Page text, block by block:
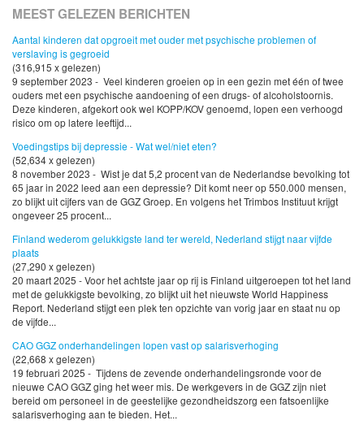
MEEST GELEZEN BERICHTEN
Aantal kinderen dat opgroeit met ouder met psychische problemen of
verslaving is gegroeid
(316,915 x gelezen)
9 september 2023 - Veel kinderen groeien op in een gezin met één of twee
ouders met een psychische aandoening of een drugs- of alcoholstoornis.
Deze kinderen, afgekort ook wel KOPP/KOV genoemd, lopen een verhoogd
risico om op latere leeftijd...
Voedingstips bij depressie - Wat wel/niet eten?
(52,634 x gelezen)
8 november 2023 - Wist je dat 5,2 procent van de Nederlandse bevolking tot
65 jaar in 2022 leed aan een depressie? Dit komt neer op 550.000 mensen,
zo blijkt uit cijfers van de GGZ Groep. En volgens het Trimbos Instituut krijgt
ongeveer 25 procent...
Finland wederom gelukkigste land ter wereld, Nederland stijgt naar vijfde
plaats
(27,290 x gelezen)
20 maart 2025 - Voor het achtste jaar op rij is Finland uitgeroepen tot het land
met de gelukkigste bevolking, zo blijkt uit het nieuwste World Happiness
Report. Nederland stijgt een plek ten opzichte van vorig jaar en staat nu op
de vijfde...
CAO GGZ onderhandelingen lopen vast op salarisverhoging
(22,668 x gelezen)
19 februari 2025 - Tijdens de zevende onderhandelingsronde voor de
nieuwe CAO GGZ ging het weer mis. De werkgevers in de GGZ zijn niet
bereid om personeel in de geestelijke gezondheidszorg een fatsoenlijke
salarisverhoging aan te bieden. Het...